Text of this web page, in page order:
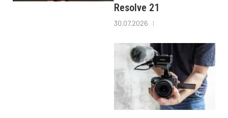
Resolve 21
30.07.2026